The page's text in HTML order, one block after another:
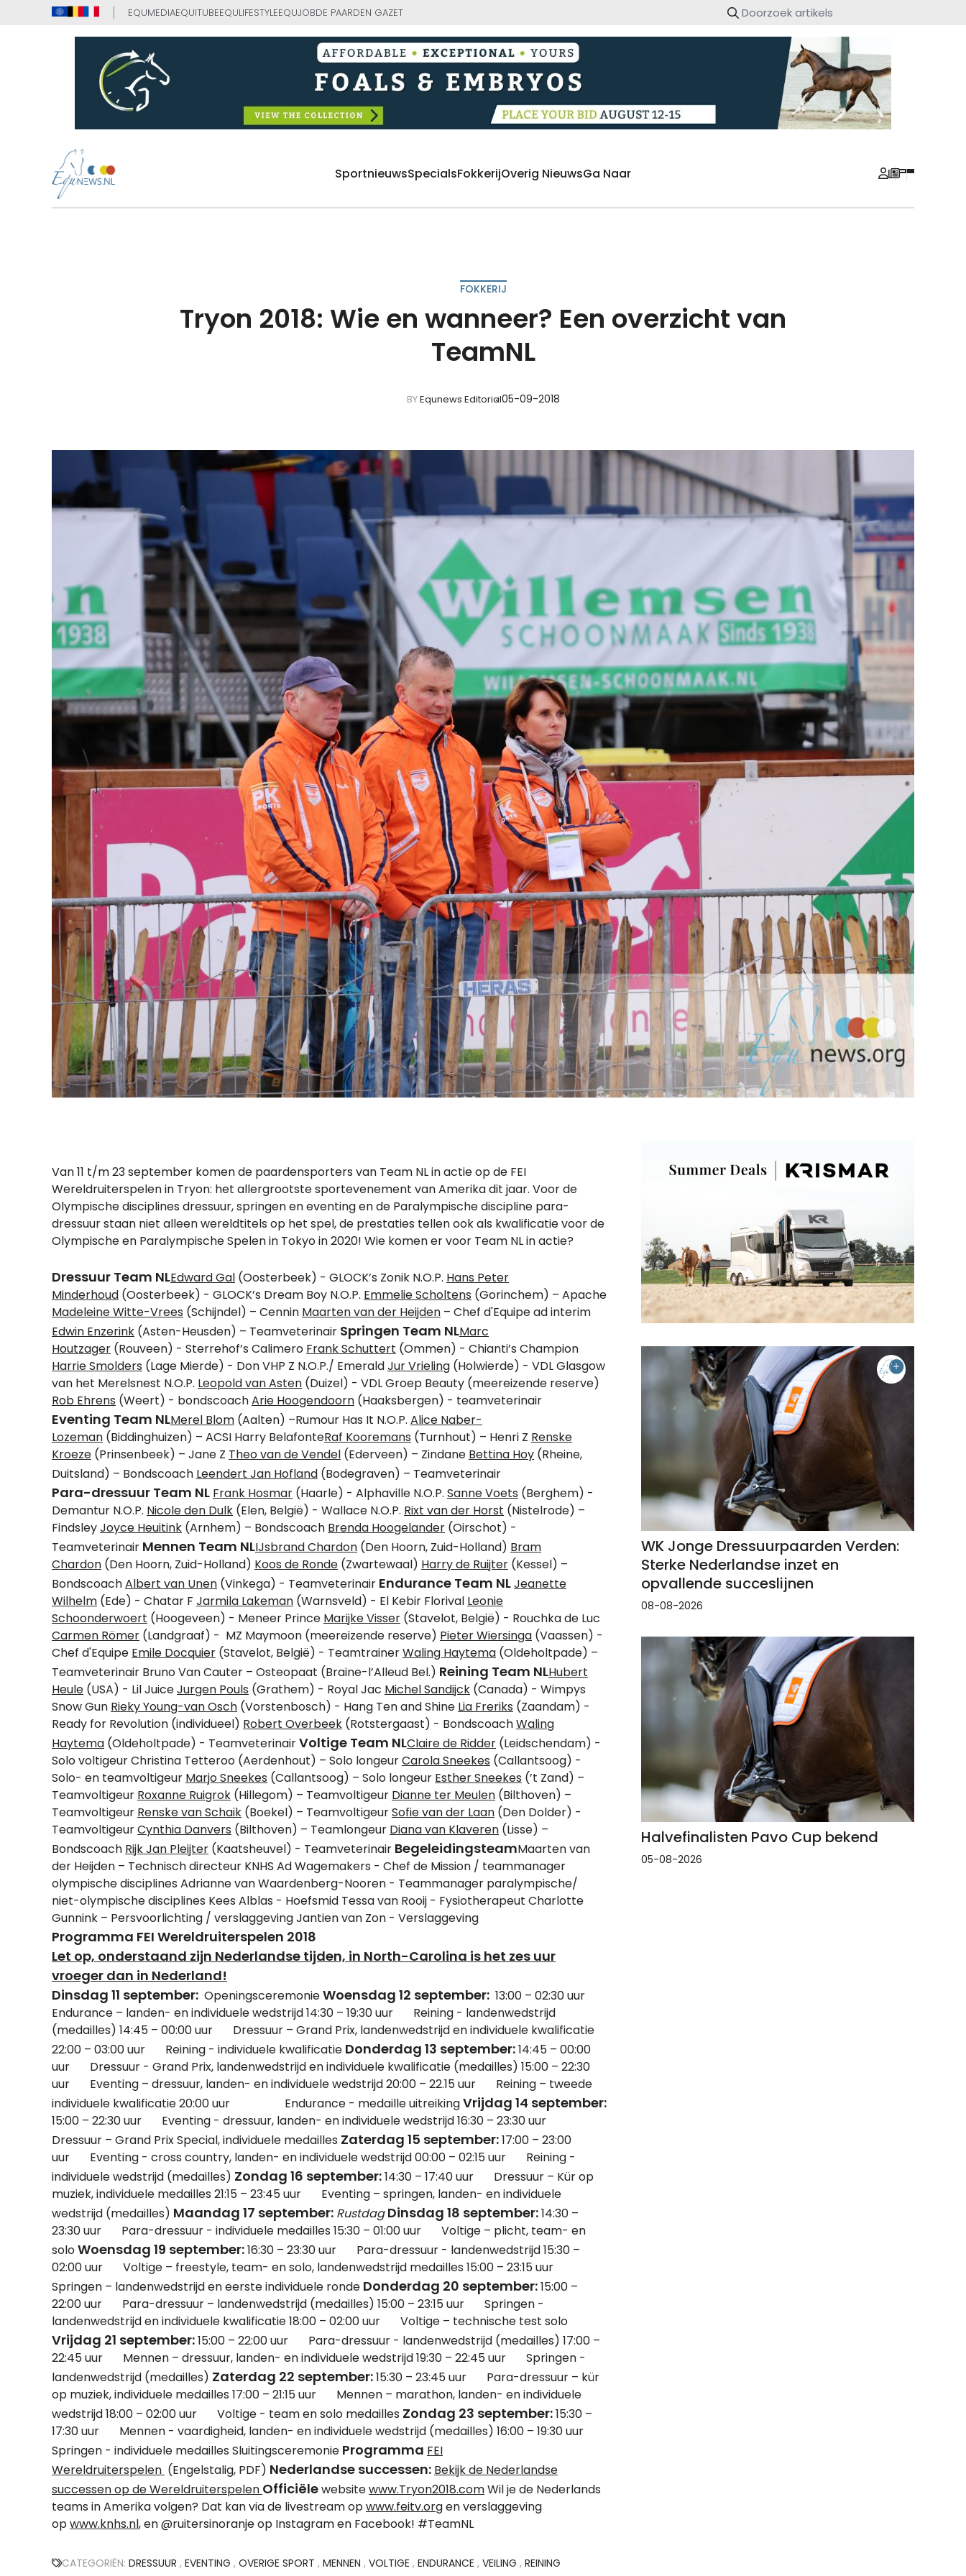
EQUMEDIAEQUITUBEEQULIFESTYLEEQUJOBDE PAARDEN GAZET
SportnieuwsSpecialsFokkerijOverig NieuwsGa Naar
FOKKERIJ
Tryon 2018: Wie en wanneer? Een overzicht van
TeamNL
BYEqunews Editorial05-09-2018
Van 11 t/m 23 september komen de paardensporters van Team NL in actie op de FEI
Wereldruiterspelen in Tryon: het allergrootste sportevenement van Amerika dit jaar. Voor de
Olympische disciplines dressuur, springen en eventing en de Paralympische discipline para-
dressuur staan niet alleen wereldtitels op het spel, de prestaties tellen ook als kwalificatie voor de
Olympische en Paralympische Spelen in Tokyo in 2020! Wie komen er voor Team NL in actie?
Dressuur Team NLEdward Gal (Oosterbeek) - GLOCK’s Zonik N.O.P. Hans Peter
Minderhoud (Oosterbeek) - GLOCK’s Dream Boy N.O.P. Emmelie Scholtens (Gorinchem) – Apache
Madeleine Witte-Vrees (Schijndel) – Cennin Maarten van der Heijden – Chef d'Equipe ad interim
Edwin Enzerink (Asten-Heusden) – Teamveterinair Springen Team NLMarc
Houtzager (Rouveen) - Sterrehof’s Calimero Frank Schuttert (Ommen) - Chianti’s Champion
Harrie Smolders (Lage Mierde) - Don VHP Z N.O.P./ EmeraldJur Vrieling (Holwierde) - VDL Glasgow
van het Merelsnest N.O.P. Leopold van Asten (Duizel) - VDL Groep Beauty (meereizende reserve)
Rob Ehrens (Weert) - bondscoachArie Hoogendoorn (Haaksbergen) - teamveterinair
Eventing Team NLMerel Blom (Aalten) –Rumour Has It N.O.P. Alice Naber-
Lozeman (Biddinghuizen) – ACSI Harry BelafonteRaf Kooremans (Turnhout) – Henri Z Renske
Kroeze (Prinsenbeek) – Jane Z Theovan deVendel (Ederveen) – Zindane Bettina Hoy (Rheine,
Duitsland) – Bondscoach Leendert Jan Hofland (Bodegraven) – Teamveterinair
Para-dressuur Team NL Frank Hosmar (Haarle) - Alphaville N.O.P. Sanne Voets (Berghem) -
Demantur N.O.P. Nicole den Dulk (Elen, België) - Wallace N.O.P. Rixt van der Horst (Nistelrode) –
FindsleyJoyce Heuitink (Arnhem) – Bondscoach Brenda Hoogelander (Oirschot) -
Teamveterinair Mennen Team NLIJsbrand Chardon (Den Hoorn, Zuid-Holland) Bram
Chardon (Den Hoorn, Zuid-Holland) Koos de Ronde (Zwartewaal) Harry de Ruijter (Kessel) –
BondscoachAlbert van Unen (Vinkega) - Teamveterinair Endurance Team NLJeanette
Wilhelm (Ede) - Chatar F Jarmila Lakeman (Warnsveld) - El Kebir Florival Leonie
Schoonderwoert (Hoogeveen) - Meneer Prince Marijke Visser (Stavelot, België) - Rouchka de Luc
Carmen Römer (Landgraaf) - MZ Maymoon (meereizende reserve) Pieter Wiersinga (Vaassen) -
Chef d'Equipe Emile Docquier (Stavelot, België) - TeamtrainerWaling Haytema (Oldeholtpade) –
Teamveterinair Bruno Van Cauter – Osteopaat (Braine-l’Alleud Bel.) Reining Team NLHubert
Heule (USA) - Lil JuiceJurgen Pouls (Grathem) - Royal Jac Michel Sandijck (Canada) - Wimpys
Snow Gun Rieky Young-van Osch (Vorstenbosch) - Hang Ten and Shine Lia Freriks (Zaandam) -
Ready for Revolution (individueel) Robert Overbeek (Rotstergaast) - BondscoachWaling
Haytema (Oldeholtpade) - TeamveterinairVoltige Team NLClaire de Ridder (Leidschendam) -
Solo voltigeur Christina Tetteroo (Aerdenhout) – Solo longeurCarola Sneekes (Callantsoog) -
Solo- en teamvoltigeur Marjo Sneekes (Callantsoog) – Solo longeur Esther Sneekes (’t Zand) –
Teamvoltigeur Roxanne Ruigrok (Hillegom) – Teamvoltigeur Dianne ter Meulen (Bilthoven) –
Teamvoltigeur Renske van Schaik (Boekel) – TeamvoltigeurSofie van der Laan (Den Dolder) -
TeamvoltigeurCynthia Danvers (Bilthoven) – Teamlongeur Diana van Klaveren (Lisse) –
Bondscoach Rijk Jan Pleijter (Kaatsheuvel) - Teamveterinair BegeleidingsteamMaarten van
der Heijden – Technisch directeur KNHS Ad Wagemakers - Chef de Mission / teammanager
olympische disciplines Adrianne van Waardenberg-Nooren - Teammanager paralympische/
niet-olympische disciplines Kees Alblas - Hoefsmid Tessa van Rooij - Fysiotherapeut Charlotte
Gunnink – Persvoorlichting / verslaggeving Jantien van Zon - Verslaggeving
Programma FEI Wereldruiterspelen 2018
Let op, onderstaand zijn Nederlandse tijden, in North-Carolina is het zes uur
vroeger dan in Nederland!
Dinsdag 11 september: OpeningsceremonieWoensdag 12 september: 13:00 – 02:30 uur
Endurance – landen- en individuele wedstrijd 14:30 – 19:30 uur Reining - landenwedstrijd
(medailles) 14:45 – 00:00 uur Dressuur – Grand Prix, landenwedstrijd en individuele kwalificatie
22:00 – 03:00 uur Reining - individuele kwalificatie Donderdag 13 september:14:45 – 00:00
uur Dressuur - Grand Prix, landenwedstrijd en individuele kwalificatie (medailles) 15:00 – 22:30
uur Eventing – dressuur, landen- en individuele wedstrijd 20:00 – 22.15 uur Reining – tweede
individuele kwalificatie 20:00 uur Endurance - medaille uitreikingVrijdag 14 september:
15:00 – 22:30 uur Eventing - dressuur, landen- en individuele wedstrijd 16:30 – 23:30 uur
Dressuur – Grand Prix Special, individuele medailles Zaterdag 15 september:17:00 – 23:00
uur Eventing - cross country, landen- en individuele wedstrijd 00:00 – 02:15 uur Reining -
individuele wedstrijd (medailles) Zondag 16 september:14:30 – 17:40 uur Dressuur – Kür op
muziek, individuele medailles 21:15 – 23:45 uur Eventing – springen, landen- en individuele
wedstrijd (medailles) Maandag 17 september: Rustdag Dinsdag 18 september:14:30 –
23:30 uur Para-dressuur - individuele medailles 15:30 – 01:00 uur Voltige – plicht, team- en
soloWoensdag 19 september:16:30 – 23:30 uur Para-dressuur - landenwedstrijd 15:30 –
02:00 uur Voltige – freestyle, team- en solo, landenwedstrijd medailles 15:00 – 23:15 uur
Springen – landenwedstrijd en eerste individuele ronde Donderdag 20 september:15:00 –
22:00 uur Para-dressuur – landenwedstrijd (medailles) 15:00 – 23:15 uur Springen -
landenwedstrijd en individuele kwalificatie 18:00 – 02:00 uur Voltige – technische test solo
Vrijdag 21 september:15:00 – 22:00 uur Para-dressuur - landenwedstrijd (medailles) 17:00 –
22:45 uur Mennen – dressuur, landen- en individuele wedstrijd 19:30 – 22:45 uur Springen -
landenwedstrijd (medailles) Zaterdag 22 september:15:30 – 23:45 uur Para-dressuur – kür
op muziek, individuele medailles 17:00 – 21:15 uur Mennen – marathon, landen- en individuele
wedstrijd 18:00 – 02:00 uur Voltige - team en solo medailles Zondag 23 september:15:30 –
17:30 uur Mennen - vaardigheid, landen- en individuele wedstrijd (medailles) 16:00 – 19:30 uur
Springen - individuele medailles Sluitingsceremonie Programma FEI
Wereldruiterspelen (Engelstalig, PDF) Nederlandse successen: Bekijk de Nederlandse
successen op de Wereldruiterspelen Officiëlewebsitewww.Tryon2018.comWil je de Nederlands
teams in Amerika volgen? Dat kan via de livestream opwww.feitv.orgen verslaggeving
opwww.knhs.nl, en @ruitersinoranje op Instagram en Facebook! #TeamNL
WK Jonge Dressuurpaarden Verden:
Sterke Nederlandse inzet en
opvallende succeslijnen
08-08-2026
Halvefinalisten Pavo Cup bekend
05-08-2026
CATEGORIËN: DRESSUUR , EVENTING , OVERIGE SPORT , MENNEN , VOLTIGE , ENDURANCE , VEILING , REINING